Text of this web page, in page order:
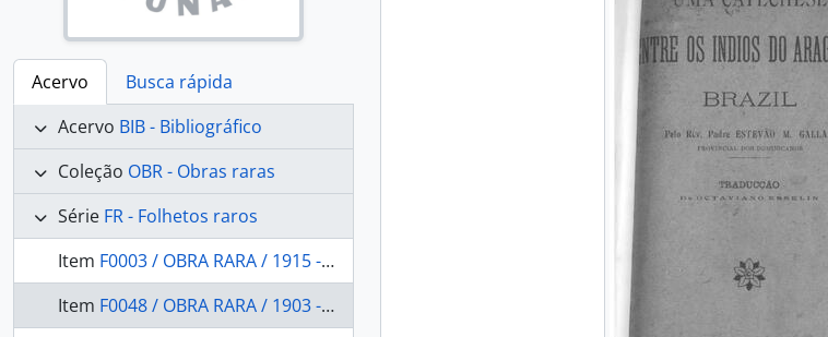
Acervo
Busca rápida
Acervo BIB - Bibliográfico
Coleção OBR - Obras raras
Série FR - Folhetos raros
Item F0003 / OBRA RARA / 1915 - Interesses da Amazônia
Item F0048 / OBRA RARA / 1903 - Uma catechese entre os índios do Araguaya